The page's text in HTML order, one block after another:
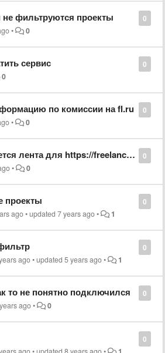
0
фильтруются проекты
• 0
0
сервис
0
0
по комиссии на fl.ru
• 0
0
лента для https://freelancehunt.com
• 0
0
проекты
ago•updated7 years ago• 1
0
ago•updated5 years ago• 1
0
то не понятно подключился
ago• 0
0